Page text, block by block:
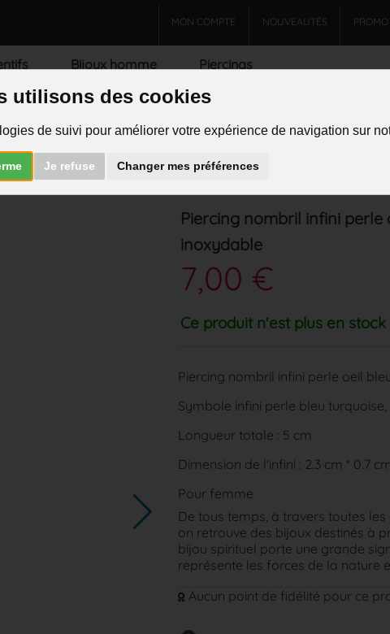
utilisons des cookies
de suivi pour améliorer votre expérience de navigation sur
Je refuse Changer mes préférences
MON COMPTE NOUVEAUTÉS
Bijoux homme Piercings
Piercing nombril infini perle
inoxydable
7,00 €
Ce produit n'est plus en stock
Piercing nombril infini perle oeil
Symbole infini perle bleu
Longueur totale : 5 cm
Dimension de l'infini : 2.3 cm * 0.7 cm
Pour femme
De tous temps, à travers toutes
on retrouve des bijoux destinés à
bijou spirituel porte une grande
représente les forces de la nature
Aucun point de fidélité pour ce